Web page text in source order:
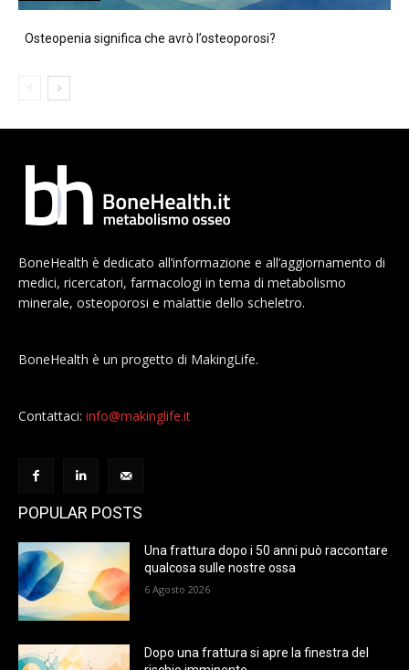
Osteopenia significa che avrò l’osteoporosi?
BoneHealth è dedicato all’informazione e all’aggiornamento di
medici, ricercatori, farmacologi in tema di metabolismo
minerale, osteoporosi e malattie dello scheletro.
BoneHealth è un progetto di MakingLife.
Contattaci: info@makinglife.it
POPULAR POSTS
Una frattura dopo i 50 anni può raccontare
qualcosa sulle nostre ossa
6 Agosto 2026
Dopo una frattura si apre la finestra del